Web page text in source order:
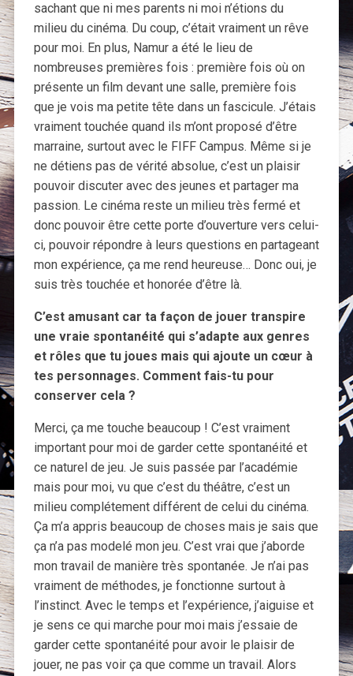
sachant que ni mes parents ni moi n’étions du
milieu du cinéma. Du coup, c’était vraiment un rêve
pour moi. En plus, Namur a été le lieu de
nombreuses premières fois : première fois où on
présente un film devant une salle, première fois
que je vois ma petite tête dans un fascicule. J’étais
vraiment touchée quand ils m’ont proposé d’être
marraine, surtout avec le FIFF Campus. Même si je
ne détiens pas de vérité absolue, c’est un plaisir
pouvoir discuter avec des jeunes et partager ma
passion. Le cinéma reste un milieu très fermé et
donc pouvoir être cette porte d’ouverture vers celui-
ci, pouvoir répondre à leurs questions en partageant
mon expérience, ça me rend heureuse… Donc oui, je
suis très touchée et honorée d’être là.
C’est amusant car ta façon de jouer transpire
une vraie spontanéité qui s’adapte aux genres
et rôles que tu joues mais qui ajoute un cœur à
tes personnages. Comment fais-tu pour
conserver cela ?
Merci, ça me touche beaucoup ! C’est vraiment
important pour moi de garder cette spontanéité et
ce naturel de jeu. Je suis passée par l’académie
mais pour moi, vu que c’est du théâtre, c’est un
milieu complétement différent de celui du cinéma.
Ça m’a appris beaucoup de choses mais je sais que
ça n’a pas modelé mon jeu. C’est vrai que j’aborde
mon travail de manière très spontanée. Je n’ai pas
vraiment de méthodes, je fonctionne surtout à
l’instinct. Avec le temps et l’expérience, j’aiguise et
je sens ce qui marche pour moi mais j’essaie de
garder cette spontanéité pour avoir le plaisir de
jouer, ne pas voir ça que comme un travail. Alors